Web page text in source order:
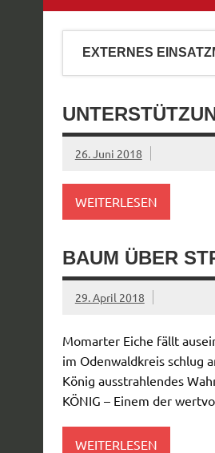
EXTERNES
26. Juni 2018
WEITERLESEN
BAUM ÜBER
29. April 2018
Momarter Eiche fällt
im Odenwaldkreis schlug
König ausstrahlendes
KÖNIG – Einem der
WEITERLESEN